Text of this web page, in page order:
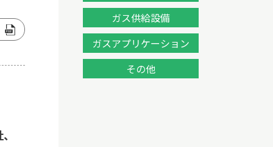
ガス供給設備
ガスアプリケーション
その他